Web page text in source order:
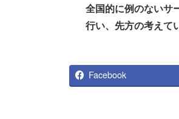
全国的に例のないサ
行い、先方の考えて
Facebook